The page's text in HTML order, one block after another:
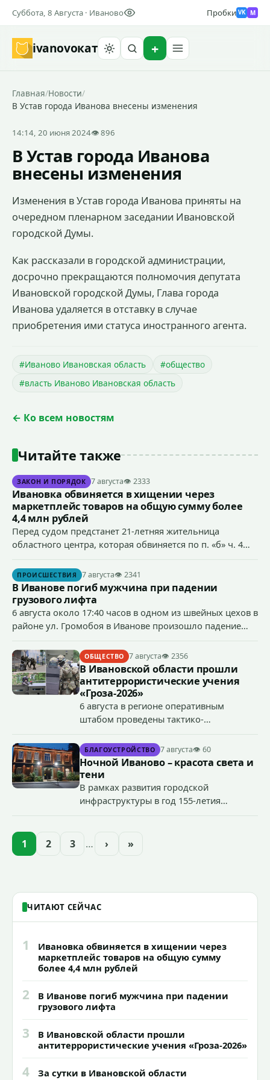
Суббота, 8 Августа · Иваново Пробки VK M
ivanovoкат
Главная/Новости/
В Устав города Иванова внесены изменения
14:14, 20 июня 2024👁 896
В Устав города Иванова
внесены изменения
Изменения в Устав города Иванова приняты на
очередном пленарном заседании Ивановской
городской Думы.
Как рассказали в городской администрации,
досрочно прекращаются полномочия депутата
Ивановской городской Думы, Глава города
Иванова удаляется в отставку в случае
приобретения ими статуса иностранного агента.
#Иваново Ивановская область
#общество
#власть Иваново Ивановская область
← Ко всем новостям
Читайте также
ЗАКОН И ПОРЯДОК 7 августа👁 2333
Ивановка обвиняется в хищении через
маркетплейс товаров на общую сумму более
4,4 млн рублей
Перед судом предстанет 21-летняя жительница
областного центра, которая обвиняется по п. «б» ч. 4
сумму более 4,4 млн рублей через маркетплейс.
ПРОИСШЕСТВИЯ 7 августа👁 2341
В Иванове погиб мужчина при падении
грузового лифта
6 августа около 17:40 часов в одном из швейных цехов в
районе ул. Громобоя в Иванове произошло падение
ОБЩЕСТВО 7 августа👁 2356
В Ивановской области прошли
антитеррористические учения
«Гроза-2026»
6 августа в регионе оперативным
штабом проведены тактико-
террористического акта на объекте
органов государственной власти.
«Гроза-2026».
БЛАГОУСТРОЙСТВО 7 августа👁 60
Ночной Иваново – красота света и
тени
В рамках развития городской
инфраструктуры в год 155-летия
проекта подсветки исторических
1 2 3 … › »
ЧИТАЮТ СЕЙЧАС
1
Ивановка обвиняется в хищении через
маркетплейс товаров на общую сумму
более 4,4 млн рублей
2
В Иванове погиб мужчина при падении
грузового лифта
3
В Ивановской области прошли
антитеррористические учения «Гроза-2026»
4
За сутки в Ивановской области